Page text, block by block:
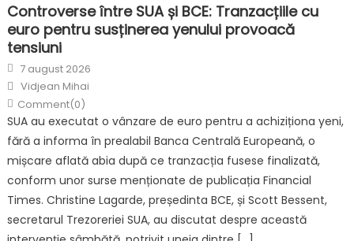
Controverse între SUA și BCE: Tranzacțiile cu
euro pentru susținerea yenului provoacă
tensiuni
Posted
on
7 august 2026
Author
Vidjean Mihai
Comment(0)
SUA au executat o vânzare de euro pentru a achiziționa yeni,
fără a informa în prealabil Banca Centrală Europeană, o
mișcare aflată abia după ce tranzacția fusese finalizată,
conform unor surse menționate de publicația Financial
Times. Christine Lagarde, președinta BCE, și Scott Bessent,
secretarul Trezoreriei SUA, au discutat despre această